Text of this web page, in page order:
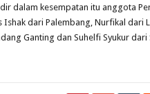
dalam kesempatan itu anggota
Ishak dari Palembang, Nurfikal dari
Ganting dan Suhelfi Syukur dari